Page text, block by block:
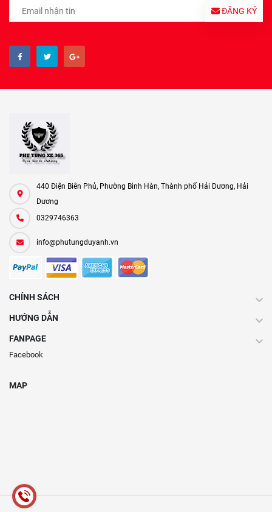
ĐĂNG KÝ
440 Điện Biên Phủ, Phường Bình Hàn, Thành phố Hải Dương, Hải
Dương
0329746363
info@phutungduyanh.vn
CHÍNH SÁCH
HƯỚNG DẪN
FANPAGE
Facebook
MAP